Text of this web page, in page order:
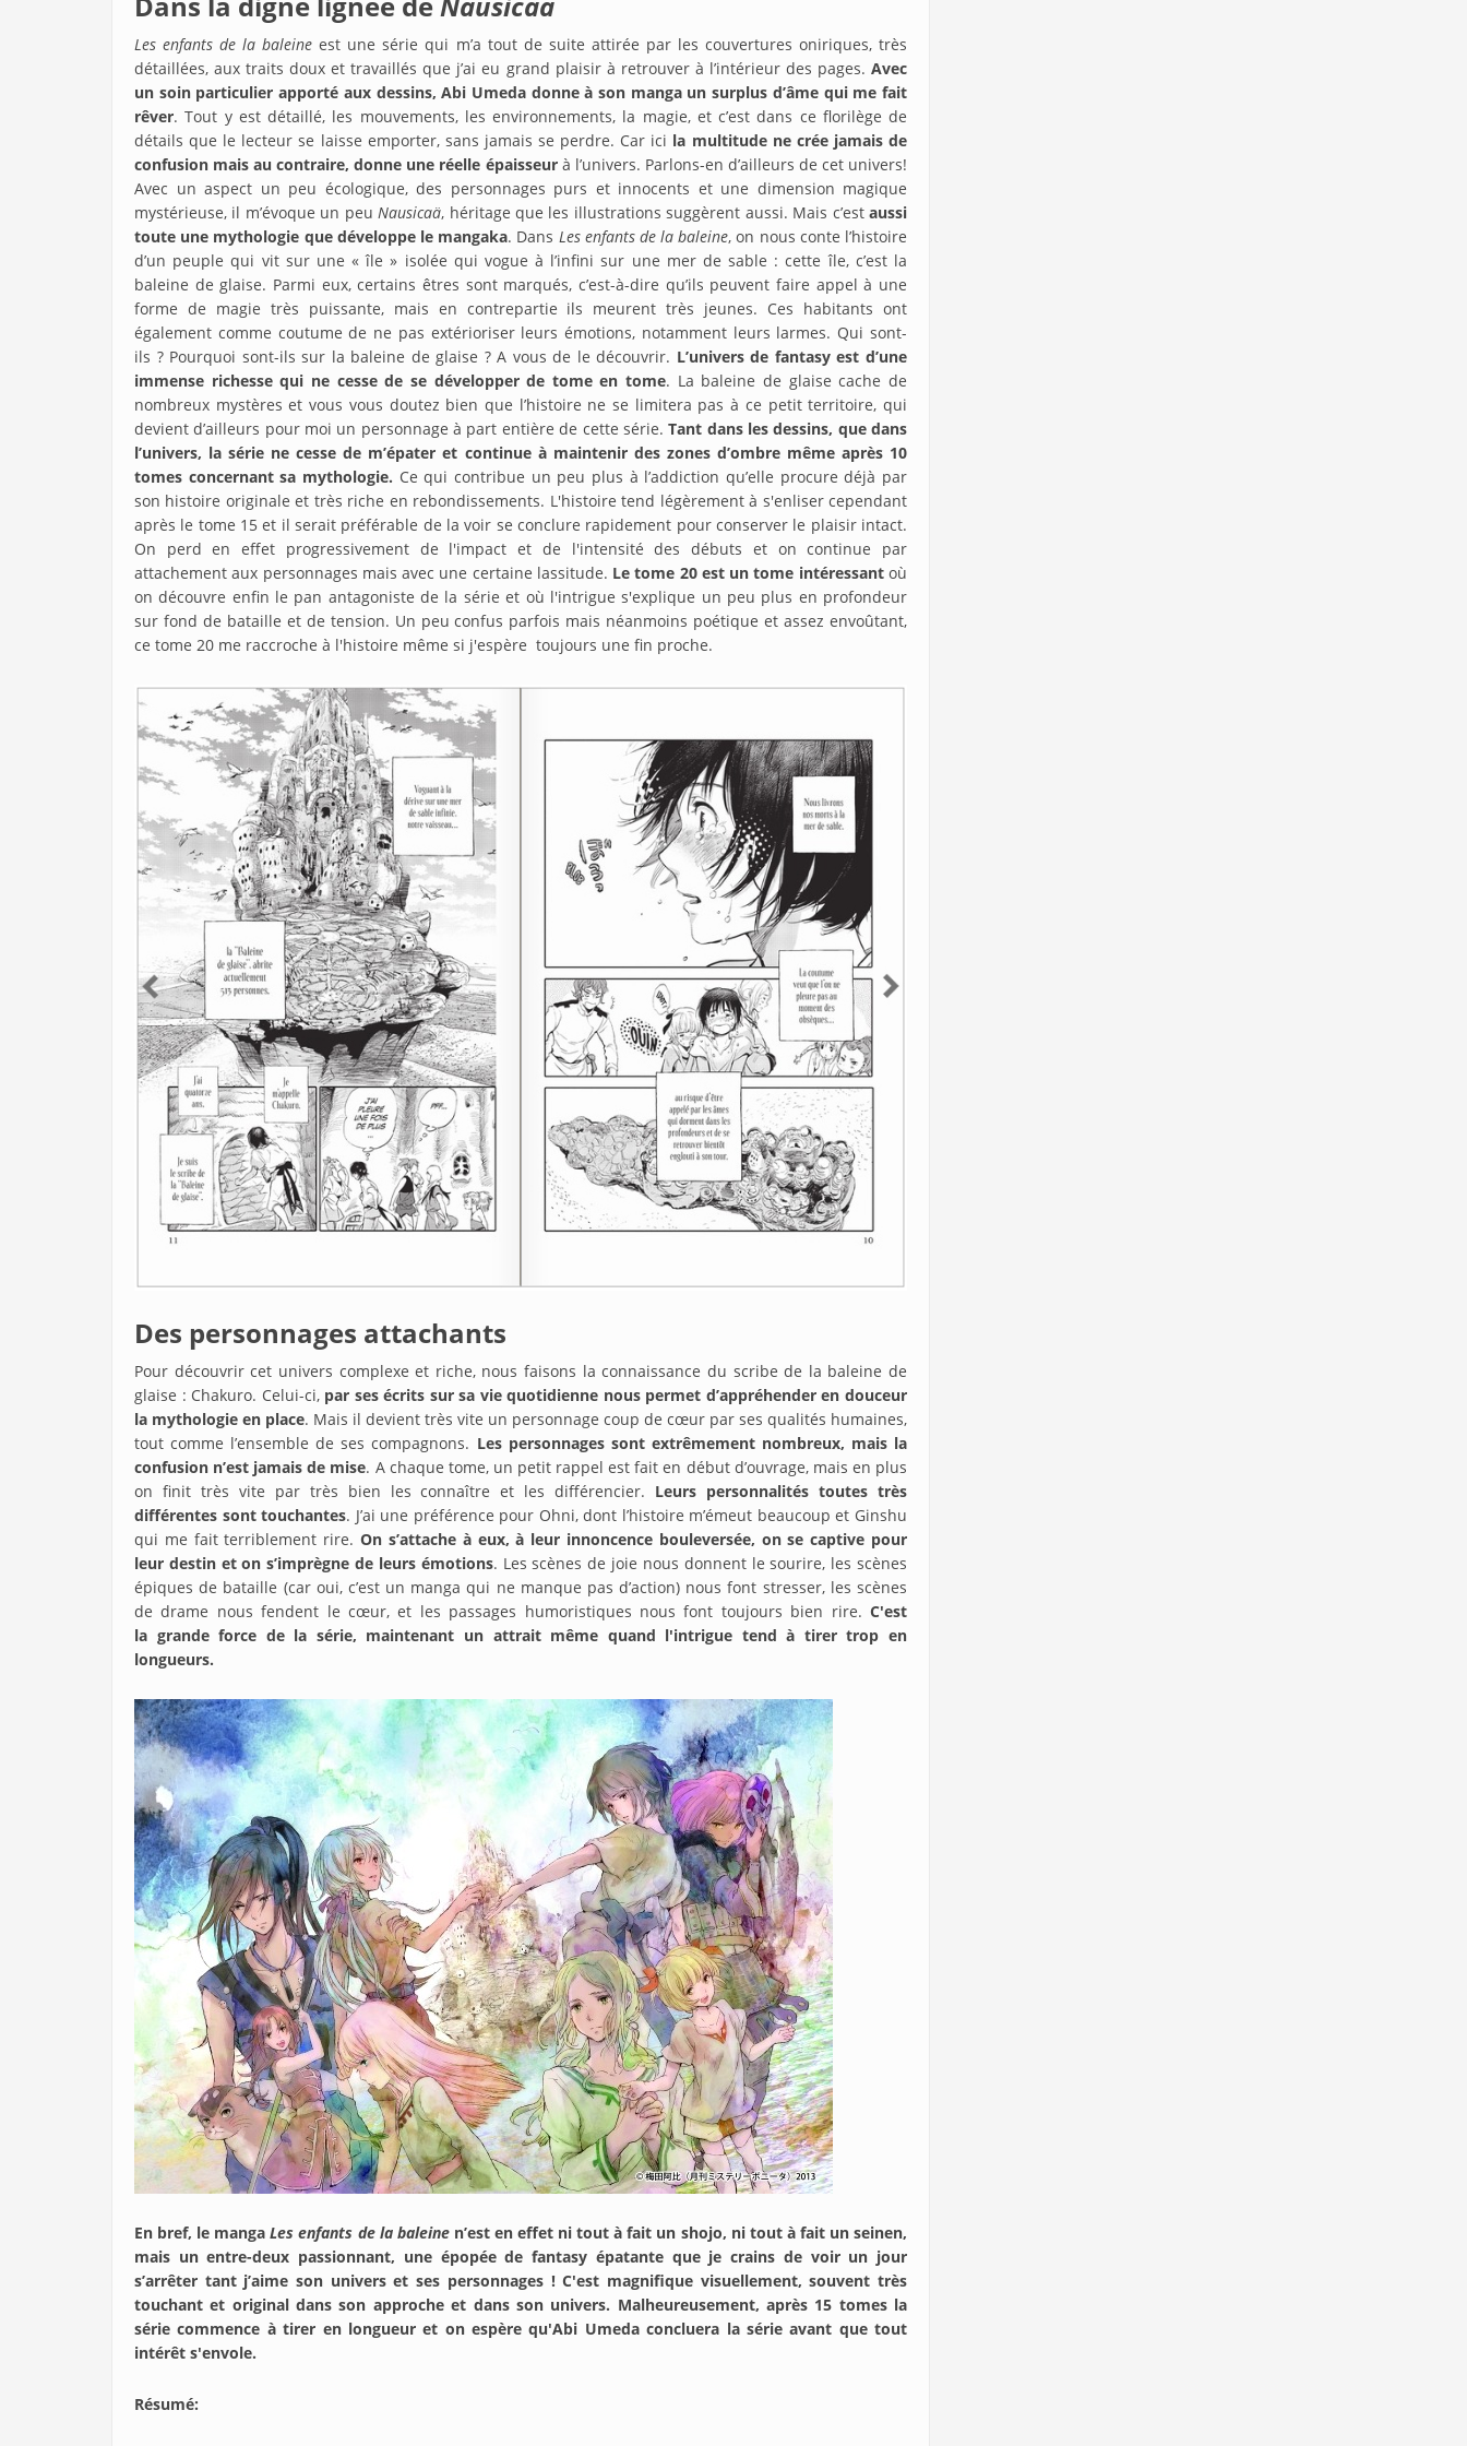
Les enfants de la baleine est une série qui m’a tout de suite attirée par les couvertures oniriques, très
détaillées, aux traits doux et travaillés que j’ai eu grand plaisir à retrouver à l’intérieur des pages. Avec
un soin particulier apporté aux dessins, Abi Umeda donne à son manga un surplus d’âme qui me fait
rêver. Tout y est détaillé, les mouvements, les environnements, la magie, et c’est dans ce florilège de
détails que le lecteur se laisse emporter, sans jamais se perdre. Car ici la multitude ne crée jamais de
confusion mais au contraire, donne une réelle épaisseur à l’univers. Parlons-en d’ailleurs de cet univers!
Avec un aspect un peu écologique, des personnages purs et innocents et une dimension magique
mystérieuse, il m’évoque un peuNausicaä, héritage que les illustrations suggèrent aussi. Mais c’estaussi
toute une mythologie que développe le mangaka. Dans Les enfants de la baleine, on nous conte l’histoire
d’un peuple qui vit sur une « île » isolée qui vogue à l’infini sur une mer de sable : cette île, c’est la
baleine de glaise. Parmi eux, certains êtres sont marqués, c’est-à-dire qu’ils peuvent faire appel à une
forme de magie très puissante, mais en contrepartie ils meurent très jeunes. Ces habitants ont
également comme coutume de ne pas extérioriser leurs émotions, notamment leurs larmes. Qui sont-
ils ? Pourquoi sont-ils sur la baleine de glaise ? A vous de le découvrir. L’univers de fantasy est d’une
immense richesse qui ne cesse de se développer de tome en tome. La baleine de glaise cache de
nombreux mystères et vous vous doutez bien que l’histoire ne se limitera pas à ce petit territoire, qui
devient d’ailleurs pour moi un personnage à part entière de cette série.Tant dans les dessins, que dans
l’univers, la série ne cesse de m’épater et continue à maintenir des zones d’ombre même après 10
tomes concernant sa mythologie. Ce qui contribue un peu plus à l’addiction qu’elle procure déjà par
son histoire originale et très riche en rebondissements. L'histoire tend légèrement à s'enliser cependant
après le tome 15 et il serait préférable de la voir se conclure rapidement pour conserver le plaisir intact.
On perd en effet progressivement de l'impact et de l'intensité des débuts et on continue par
attachement aux personnages mais avec une certaine lassitude. Le tome 20 est un tome intéressantoù
on découvre enfin le pan antagoniste de la série et où l'intrigue s'explique un peu plus en profondeur
sur fond de bataille et de tension. Un peu confus parfois mais néanmoins poétique et assez envoûtant,
ce tome 20 me raccroche à l'histoire même si j'espère toujours une fin proche.
Des personnages attachants
Pour découvrir cet univers complexe et riche, nous faisons la connaissance du scribe de la baleine de
glaise : Chakuro. Celui-ci, par ses écrits sur sa vie quotidienne nous permet d’appréhender en douceur
la mythologie en place. Mais il devient très vite un personnage coup de cœur par ses qualités humaines,
tout comme l’ensemble de ses compagnons. Les personnages sont extrêmement nombreux, mais la
confusion n’est jamais de mise. A chaque tome, un petit rappel est fait en début d’ouvrage, mais en plus
on finit très vite par très bien les connaître et les différencier. Leurs personnalités toutes très
différentes sont touchantes. J’ai une préférence pour Ohni, dont l’histoire m’émeut beaucoup et Ginshu
qui me fait terriblement rire.On s’attache à eux, à leur innoncence bouleversée, on se captive pour
leur destin et on s’imprègne de leurs émotions. Les scènes de joie nous donnent le sourire, les scènes
épiques de bataille (car oui, c’est un manga qui ne manque pas d’action) nous font stresser, les scènes
de drame nous fendent le cœur, et les passages humoristiques nous font toujours bien rire. C'est
la grande force de la série, maintenant un attrait même quand l'intrigue tend à tirer trop en
longueurs.
En bref, le mangaLes enfants de la baleinen’est en effet ni tout à fait un shojo, ni tout à fait un seinen,
mais un entre-deux passionnant, une épopée de fantasy épatante que je crains de voir un jour
s’arrêter tant j’aime son univers et ses personnages ! C'est magnifique visuellement, souvent très
touchant et original dans son approche et dans son univers. Malheureusement, après 15 tomes la
série commence à tirer en longueur et on espère qu'Abi Umeda concluera la série avant que tout
intérêt s'envole.
Résumé: